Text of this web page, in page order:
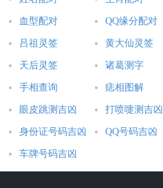
生肖属虎的炉中火命人，生于
们直率豁达、多才多艺，财运薄
很容易便能平步青云。
生肖属兔的炉中火命人，生于
们一生操劳，虽然心灵手巧，但
废，所以财运不是很好，是晚年
炉中火命的人，需要同时有木、
血型配对 QQ缘分配对
吕祖灵签 黄大仙灵签
天后灵签 诸葛测字
手相查询 痣相图解
眼皮跳测吉凶 打喷嚏测吉凶
身份证号码吉凶 QQ号码吉凶
车牌号码吉凶